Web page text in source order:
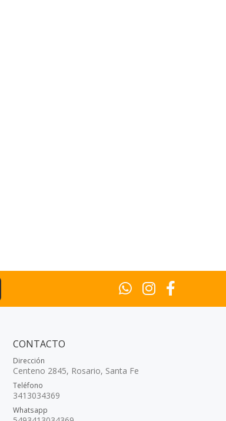
CONTACTO
Dirección
Centeno 2845, Rosario, Santa Fe
Teléfono
3413034369
Whatsapp